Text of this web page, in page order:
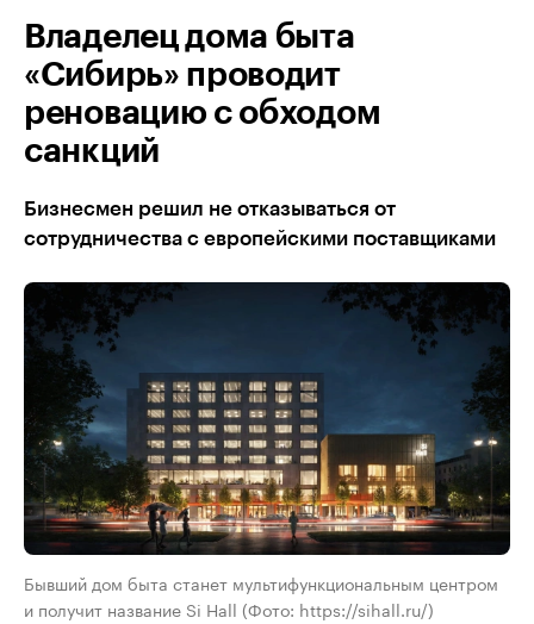
Владелец дома быта
«Сибирь» проводит
реновацию с обходом
санкций
Бизнесмен решил не отказываться от
сотрудничества с европейскими поставщиками
Бывший дом быта станет мультифункциональным центром
и получит название Si Hall (Фото: https://sihall.ru/)